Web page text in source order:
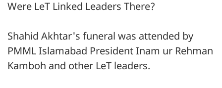
Were LeT Linked Leaders There?
Shahid Akhtar's funeral was attended by
PMML Islamabad President Inam ur Rehman
Kamboh and other LeT leaders.